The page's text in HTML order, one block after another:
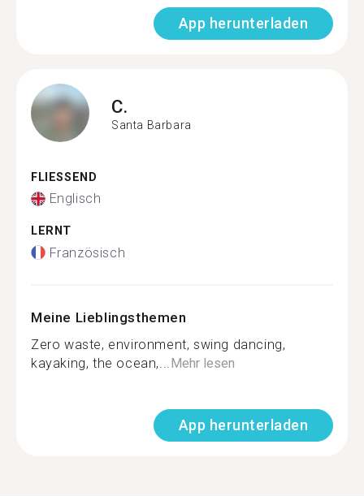
App herunterladen
C.
Santa Barbara
FLIESSEND
Englisch
LERNT
Französisch
Meine Lieblingsthemen
Zero waste, environment, swing dancing,
kayaking, the ocean,... Mehr lesen
App herunterladen